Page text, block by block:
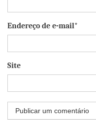
Endereço de e-mail*
Site